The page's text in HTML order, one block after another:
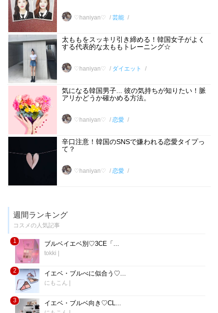
♡haniyan♡ 芸能
太ももをスッキリ引き締める！韓国女子がよく
する代表的な太ももトレーニング☆
♡haniyan♡ ダイエット
気になる韓国男子... 彼の気持ちが知りたい！脈
アリかどうか確かめる方法。
♡haniyan♡ 恋愛
辛口注意！韓国のSNSで嫌われる恋愛タイプっ
て？
♡haniyan♡ 恋愛
週間ランキング
コスメの人気記事
1 ブルベイエベ別♡3CE「...
tokki |
2 イエベ・ブルべに似合う♡...
にもこん |
3 イエベ・ブルベ向き♡CL...